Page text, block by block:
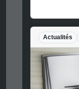
Actualités